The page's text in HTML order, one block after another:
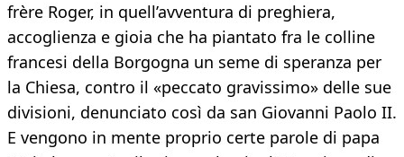
frère Roger, in quell’avventura di preghiera,
accoglienza e gioia che ha piantato fra le colline
francesi della Borgogna un seme di speranza per
la Chiesa, contro il «peccato gravissimo» delle sue
divisioni, denunciato così da san Giovanni Paolo II.
E vengono in mente proprio certe parole di papa